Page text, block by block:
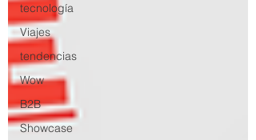
tecnología
Viajes
tendencias
Wow
B2B
Showcase